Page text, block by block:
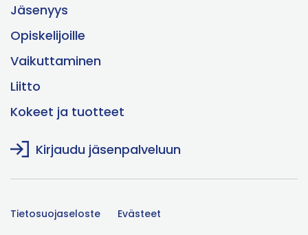
Jäsenyys
Opiskelijoille
Vaikuttaminen
Liitto
Kokeet ja tuotteet
Kirjaudu jäsenpalveluun
Tietosuojaseloste Evästeet